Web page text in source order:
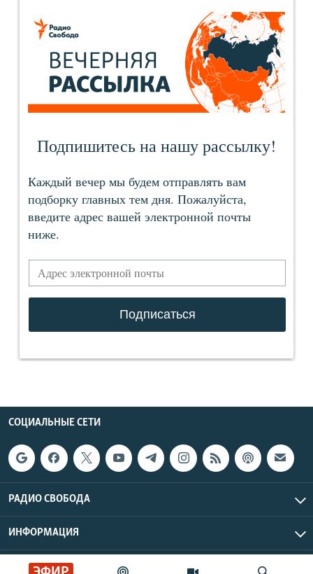
СОЦИАЛЬНЫЕ СЕТИ
РАДИО СВОБОДА
ИНФОРМАЦИЯ
Радио Свобода © 2026 RFE/RL, Inc. | Все права защищены.